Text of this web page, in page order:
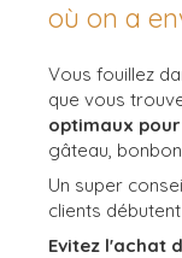
où on a
Vous fouillez
que vous
optimaux
gâteau,
Un super
clients
Evitez l'achat